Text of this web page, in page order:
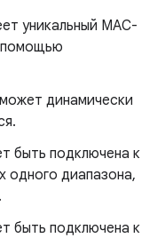
уникальный MAC-
помощью
динамически
быть подключена к
одного диапазона,
быть подключена к